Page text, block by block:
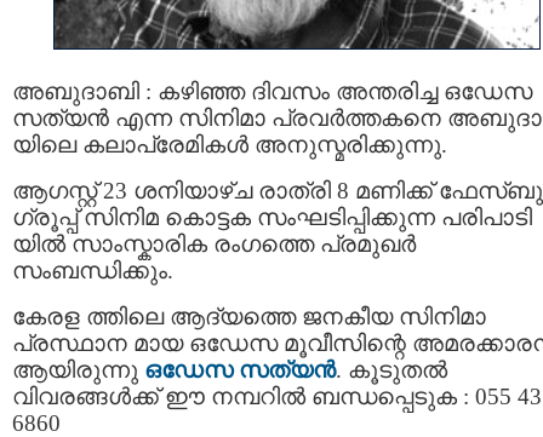
അബുദാബി : കഴിഞ്ഞ ദിവസം അന്തരിച്ച ഒഡേസ
സത്യൻ എന്ന സിനിമാ പ്രവർത്തകനെ
യിലെ കലാപ്രേമികൾ അനുസ്മരിക്കുന്നു.
ആഗസ്റ്റ്‌ 23 ശനിയാഴ്ച രാത്രി 8 മണിക്ക്
ഗ്രൂപ്പ് സിനിമ കൊട്ടക സംഘടിപ്പിക്കുന്ന പരിപാടി
യിൽ സാംസ്കാരിക രംഗത്തെ പ്രമുഖർ
സംബന്ധിക്കും.
കേരള ത്തിലെ ആദ്യത്തെ ജനകീയ സിനിമാ
പ്രസ്ഥാന മായ ഒഡേസ മൂവീസിന്റെ
ആയിരുന്നു ഒഡേസ സത്യന്‍. കൂടുതൽ
വിവരങ്ങൾക്ക് ഈ നമ്പറിൽ ബന്ധപ്പെടുക : 055
6860